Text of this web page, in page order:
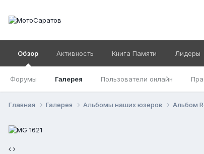
Обзор
Форумы Галерея Пользователи онлайн
Активность Книга Памяти Лидеры
Главная Галерея Альбомы наших юзеров Альбом